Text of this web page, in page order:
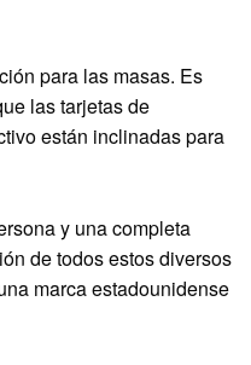
para las masas. Es
las tarjetas de
están inclinadas para
y una completa
de todos estos diversos
marca estadounidense